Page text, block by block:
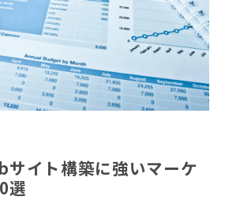
サイト構築に強いマーケ
選